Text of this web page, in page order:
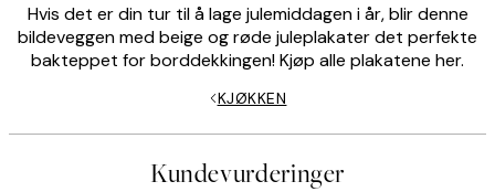
Hvis det er din tur til å lage julemiddagen i år, blir denne
bildeveggen med beige og røde juleplakater det perfekte
bakteppet for borddekkingen! Kjøp alle plakatene her.
KJØKKEN
Kundevurderinger